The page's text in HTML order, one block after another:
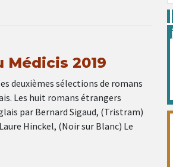
2019
deuxièmes sélections de romans
Les huit romans étrangers
par Bernard Sigaud, (Tristram)
Hinckel, (Noir sur Blanc) Le